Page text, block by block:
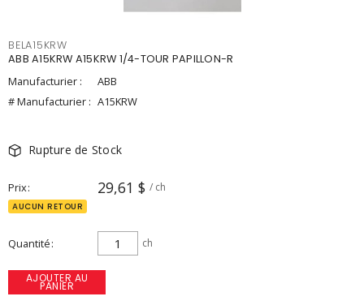
BELA15KRW
ABB A15KRW A15KRW 1/4-TOUR PAPILLON-R
Manufacturier :
ABB
# Manufacturier : A15KRW
Rupture de Stock
Prix 29,61 $ / ch
AUCUN RETOUR
Quantité ch
AJOUTER AU
PANIER